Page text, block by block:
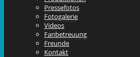
Pressefotos
Fotogalerie
Videos
Fanbetreuung
Freunde
Kontakt